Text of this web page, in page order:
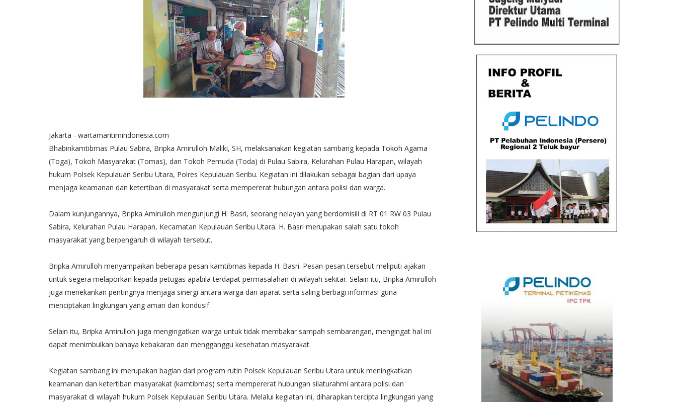
Jakarta - wartamaritimindonesia.com
Bhabinkamtibmas Pulau Sabira, Bripka Amirulloh Maliki, SH, melaksanakan kegiatan sambang kepada Tokoh Agama
(Toga), Tokoh Masyarakat (Tomas), dan Tokoh Pemuda (Toda) di Pulau Sabira, Kelurahan Pulau Harapan, wilayah
hukum Polsek Kepulauan Seribu Utara, Polres Kepulauan Seribu. Kegiatan ini dilakukan sebagai bagian dari upaya
menjaga keamanan dan ketertiban di masyarakat serta mempererat hubungan antara polisi dan warga.
Dalam kunjungannya, Bripka Amirulloh mengunjungi H. Basri, seorang nelayan yang berdomisili di RT 01 RW 03 Pulau
Sabira, Kelurahan Pulau Harapan, Kecamatan Kepulauan Seribu Utara. H. Basri merupakan salah satu tokoh
masyarakat yang berpengaruh di wilayah tersebut.
Bripka Amirulloh menyampaikan beberapa pesan kamtibmas kepada H. Basri. Pesan-pesan tersebut meliputi ajakan
untuk segera melaporkan kepada petugas apabila terdapat permasalahan di wilayah sekitar. Selain itu, Bripka Amirulloh
juga menekankan pentingnya menjaga sinergi antara warga dan aparat serta saling berbagi informasi guna
menciptakan lingkungan yang aman dan kondusif.
Selain itu, Bripka Amirulloh juga mengingatkan warga untuk tidak membakar sampah sembarangan, mengingat hal ini
dapat menimbulkan bahaya kebakaran dan mengganggu kesehatan masyarakat.
Kegiatan sambang ini merupakan bagian dari program rutin Polsek Kepulauan Seribu Utara untuk meningkatkan
keamanan dan ketertiban masyarakat (kamtibmas) serta mempererat hubungan silaturahmi antara polisi dan
masyarakat di wilayah hukum Polsek Kepulauan Seribu Utara. Melalui kegiatan ini, diharapkan tercipta lingkungan yang